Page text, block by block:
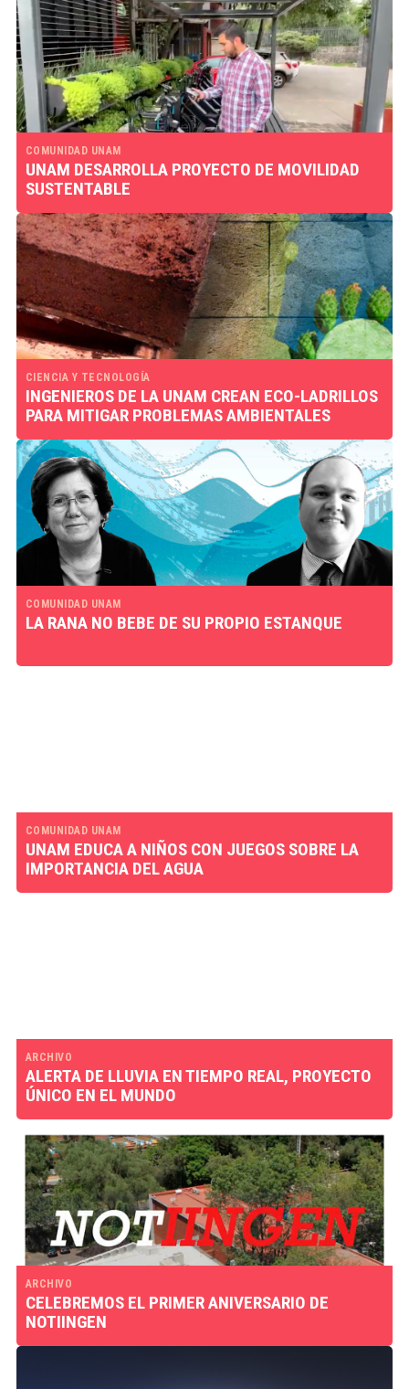
COMUNIDAD UNAM
UNAM DESARROLLA PROYECTO DE MOVILIDAD
SUSTENTABLE
CIENCIA Y TECNOLOGÍA
INGENIEROS DE LA UNAM CREAN ECO-LADRILLOS
PARA MITIGAR PROBLEMAS AMBIENTALES
COMUNIDAD UNAM
LA RANA NO BEBE DE SU PROPIO ESTANQUE
COMUNIDAD UNAM
UNAM EDUCA A NIÑOS CON JUEGOS SOBRE LA
IMPORTANCIA DEL AGUA
ARCHIVO
ALERTA DE LLUVIA EN TIEMPO REAL, PROYECTO
ÚNICO EN EL MUNDO
ARCHIVO
CELEBREMOS EL PRIMER ANIVERSARIO DE
NOTIINGEN